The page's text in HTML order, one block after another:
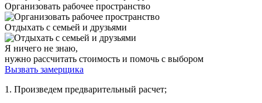
Организовать рабочее пространство
Отдыхать с семьей и друзьями
Я ничего не знаю,
нужно рассчитать стоимость и помочь с выбором
Вызвать замерщика
1. Произведем предварительный расчет;